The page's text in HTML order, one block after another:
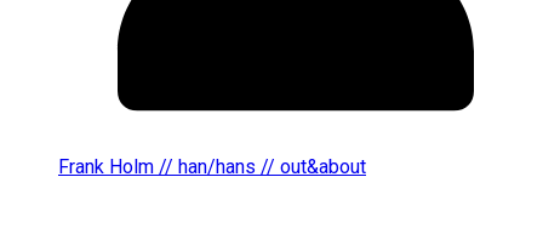
Frank Holm // han/hans // out&about